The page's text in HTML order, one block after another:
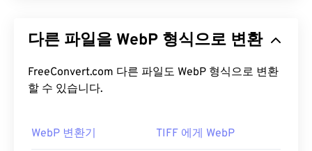
스 파일 형식입니다. WebP 이미지는JPEG(JPG)및
30% 더 작지만 시각적 품질은 비슷합니다. WebP 이
미지는 웹 페이지와 모바일 애플리케이션에서 빠르
WebP 파일을 어떻게 여나요?
다른 파일을 WebP 형식으로 변환
FreeConvert.com 다른 파일도 WebP 형식으로 변환
할 수 있습니다.
WebP 변환기 TIFF 에게 WebP